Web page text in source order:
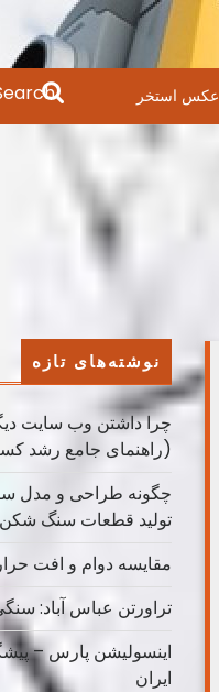
عکس استخر
Search
for:
نوشته‌های تازه
چرا داشتن وب سایت
(راهنمای جامع رشد
چگونه طراحی و مدل
تولید قطعات سنگ
مقایسه دوام و افت
تراورتن عباس آباد:
اینسولیشن پارس –
ایران